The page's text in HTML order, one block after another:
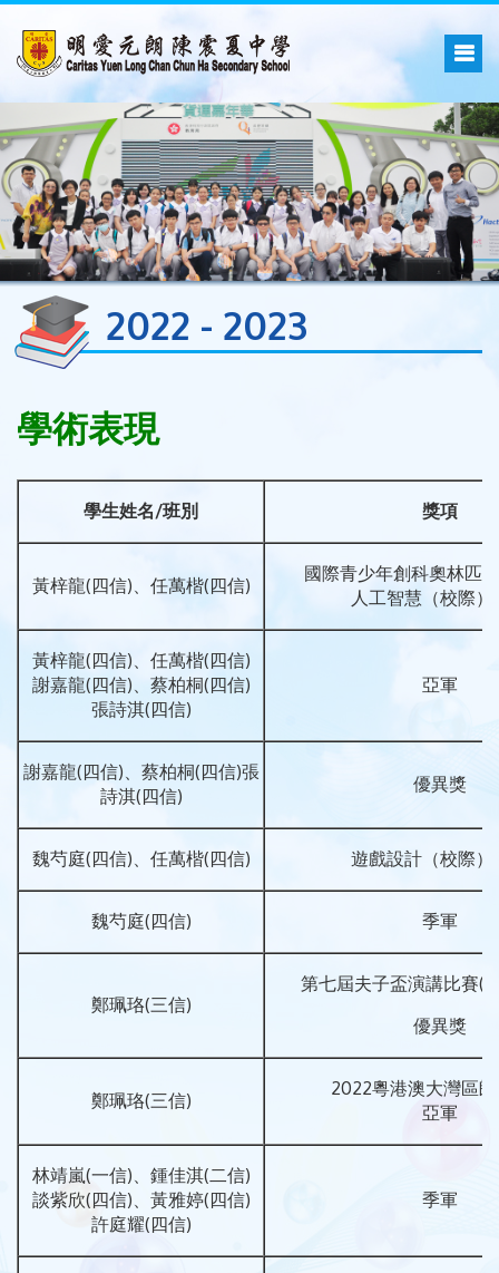
2022 - 2023
學術表現
學生姓名/班別 獎項
黃梓龍(四信)、任萬楷(四信)
國際青少年創科奧林匹
人工智慧（校際）
黃梓龍(四信)、任萬楷(四信)
謝嘉龍(四信)、蔡柏桐(四信)
張詩淇(四信)
亞軍
謝嘉龍(四信)、蔡柏桐(四信)張
詩淇(四信)
優異獎
魏芍庭(四信)、任萬楷(四信) 遊戲設計（校際）
魏芍庭(四信) 季軍
鄭珮珞(三信)
第七屆夫子盃演講比賽(
優異獎
鄭珮珞(三信)
2022粵港澳大灣區
亞軍
林靖嵐(一信)、鍾佳淇(二信)
談紫欣(四信)、黃雅婷(四信)
許庭耀(四信)
季軍